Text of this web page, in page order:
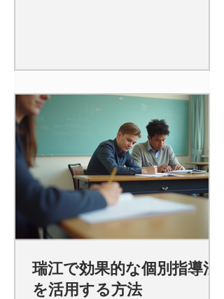
瑞江で効果的な個別指導法
を活用する方法